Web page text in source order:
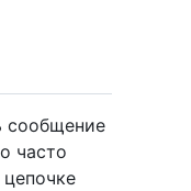
сообщение
часто